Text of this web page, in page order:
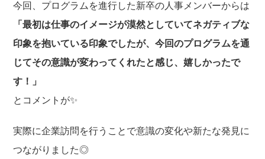
今回、プログラムを進行した新卒の人事メンバーからは
「最初は仕事のイメージが漠然としていてネガティブな
印象を抱いている印象でしたが、今回のプログラムを通
じてその意識が変わってくれたと感じ、嬉しかったで
す！」
とコメントが✨
実際に企業訪問を行うことで意識の変化や新たな発見に
つながりました◎